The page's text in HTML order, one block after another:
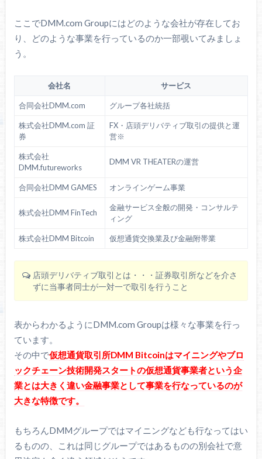
ここでDMM.com Groupにはどのような会社が存在してお
り、どのような事業を行っているのか一部覗いてみましょ
う。
会社名 サービス
合同会社DMM.com グループ各社統括
株式会社DMM.com 証
券
FX・店頭デリバティブ取引の提供と運
営※
株式会社
DMM.futureworks
DMM VR THEATERの運営
合同会社DMM GAMES オンラインゲーム事業
株式会社DMM FinTech
金融サービス全般の開発・コンサルテ
ィング
株式会社DMM Bitcoin 仮想通貨交換業及び金融附帯業
店頭デリバティブ取引とは・・・証券取引所などを介さ
ずに当事者同士が一対一で取引を行うこと
表からわかるようにDMM.com Groupは様々な事業を行っ
ています。
その中で仮想通貨取引所DMM Bitcoinはマイニングやブロ
ックチェーン技術開発スタートの仮想通貨事業者という企
業とは大きく違い金融事業として事業を行なっているのが
大きな特徴です。
もちろんDMMグループではマイニングなども行なってはい
るものの、これは同じグループではあるものの別会社で意